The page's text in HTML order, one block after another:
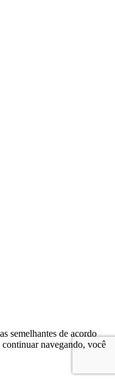
semelhantes de acordo
navegando, você